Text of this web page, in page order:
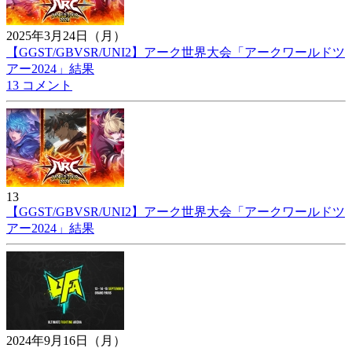
2025年3月24日（月）
【GGST/GBVSR/UNI2】アーク世界大会「アークワールドツ
アー2024」結果
13 コメント
13
【GGST/GBVSR/UNI2】アーク世界大会「アークワールドツ
アー2024」結果
2024年9月16日（月）